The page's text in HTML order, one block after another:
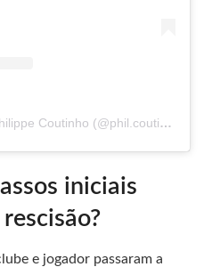
Um post compartilhado por Philippe Coutinho (@phil.coutinho)
iniciais
e jogador passaram a